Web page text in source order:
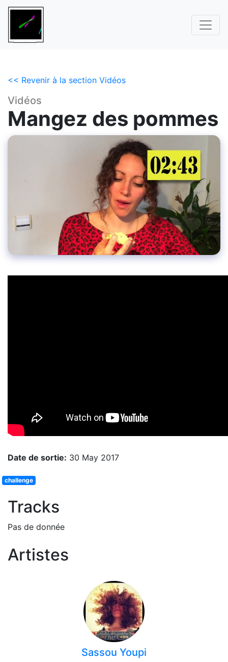
<< Revenir à la section Vidéos
Vidéos
Mangez des pommes
Date de sortie: 30 May 2017
challenge
Tracks
Pas de donnée
Artistes
Sassou Youpi